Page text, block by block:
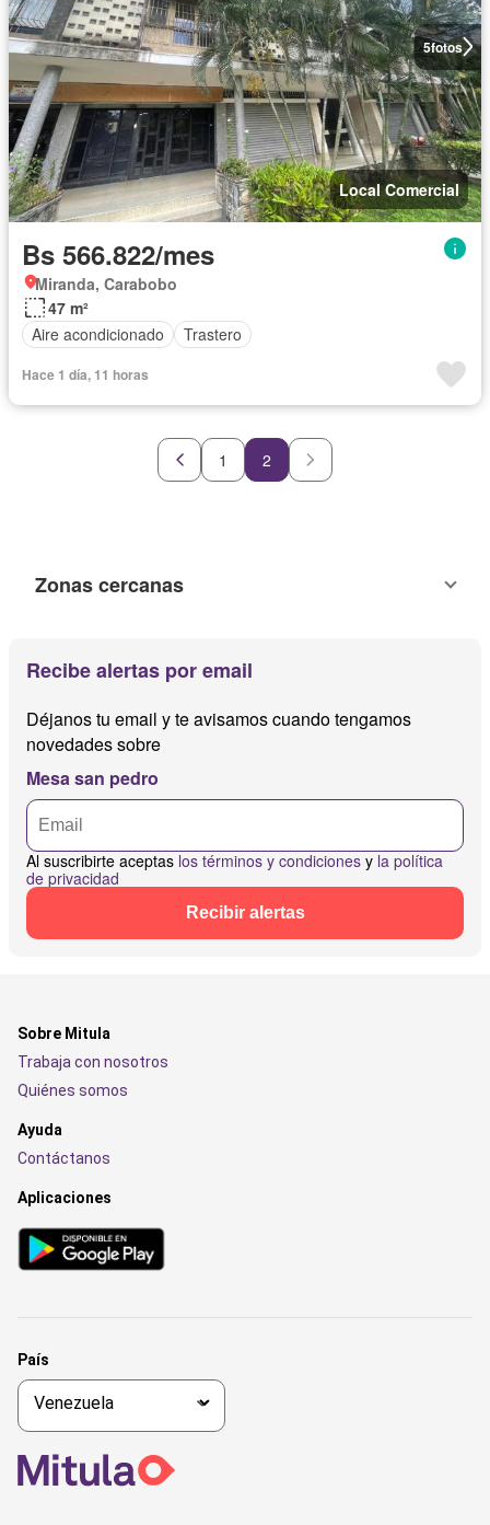
5fotos
Local Comercial
Bs 566.822/mes
Miranda, Carabobo
47 m²
Aire acondicionado
Trastero
Hace 1 día, 11 horas
1 2
Zonas cercanas
Recibe alertas por email
Déjanos tu email y te avisamos cuando tengamos
novedades sobre
Mesa san pedro
Al suscribirte aceptas los términos y condiciones y la política
de privacidad
Recibir alertas
Sobre Mitula
Trabaja con nosotros
Quiénes somos
Ayuda
Contáctanos
Aplicaciones
País